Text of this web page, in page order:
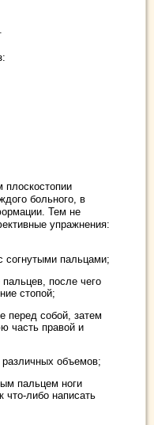
плоскостопии
больного, в
Тем не
упражнения:
согнутыми пальцами;
после чего
стопой;
перед собой, затем
часть правой и
объемов;
пальцем ноги
что-либо написать